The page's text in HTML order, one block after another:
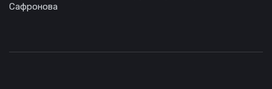
Сафронова